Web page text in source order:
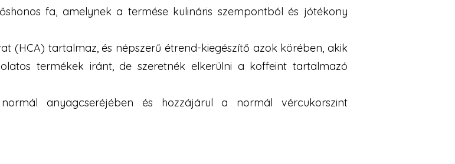
fa, amelynek a termése kulináris szempontból és jótékony
(HCA) tartalmaz, és népszerű étrend-kiegészítő azok körében, akik
termékek iránt, de szeretnék elkerülni a koffeint tartalmazó
anyagcseréjében és hozzájárul a normál vércukorszint